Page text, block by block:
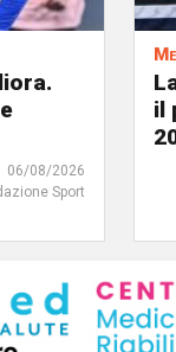
06/08/2026
Sport
il